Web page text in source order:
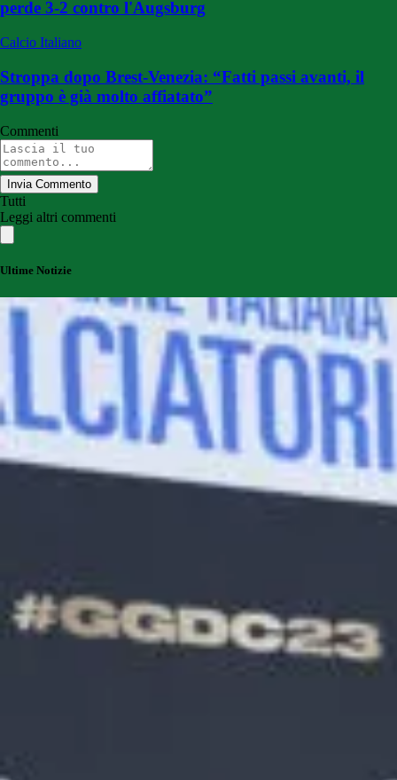
perde 3-2 contro l'Augsburg
Calcio Italiano
Stroppa dopo Brest-Venezia: “Fatti passi avanti, il
gruppo è già molto affiatato”
Commenti
Invia Commento
Tutti
Leggi altri commenti
Ultime Notizie